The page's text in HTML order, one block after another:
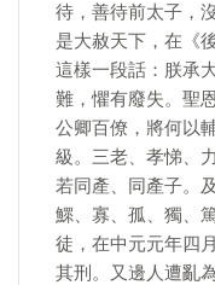
待，善待前太子，
是大赦天下，在《
這樣一段話：朕承
難，懼有廢失。聖
公卿百僚，將何以
級。三老、孝悌、
若同產、同產子。
鰥、寡、孤、獨、
徒，在中元元年四
其刑。又邊人遭亂